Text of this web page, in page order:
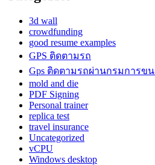
3d wall
crowdfunding
good resume examples
GPS ติดตามรถ
Gps ติดตามรถผ่านกรมการข
mold and die
PDF Signing
Personal trainer
replica test
travel insurance
Uncategorized
vCPU
Windows desktop